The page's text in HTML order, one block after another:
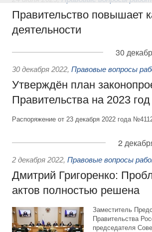
Правительство повышает
деятельности
30
30 декабря 2022, Правовые вопросы
Утверждён план
Правительства на 2023 год
Распоряжение от 23 декабря 2022 года
2
2 декабря 2022, Правовые вопросы
Дмитрий Григоренко:
актов полностью решена
Заместитель
Правительства
председателя